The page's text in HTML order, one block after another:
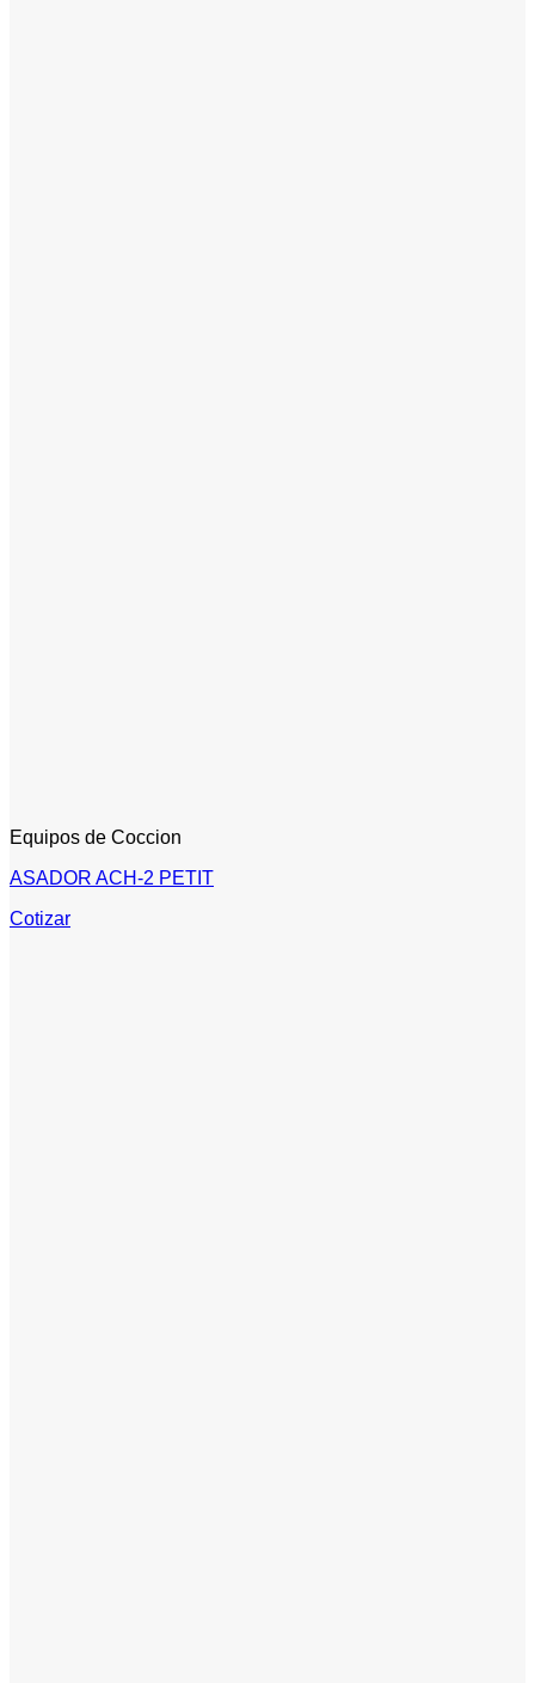
Equipos de Coccion
ASADOR ACH-2 PETIT
Cotizar